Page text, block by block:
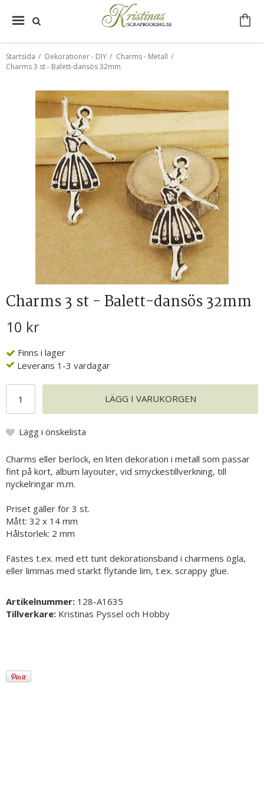
Startsida / Dekorationer - DIY / Charms - Metall /
Charms 3 st - Balett-dansös 32mm
Charms 3 st - Balett-dansös 32mm
10 kr
Finns i lager
Leverans 1-3 vardagar
LÄGG I VARUKORGEN
Lägg i önskelista
Charms eller berlock, en liten dekoration i metall som passar
fint på kort, album layouter, vid smyckestillverkning, till
nyckelringar m.m.
Priset gäller för 3 st.
Mått: 32 x 14 mm
Hålstorlek: 2 mm
Fästes t.ex. med ett tunt dekorationsband i charmens ögla,
eller limmas med starkt flytande lim, t.ex. scrappy glue.
Artikelnummer: 128-A1635
Tillverkare: Kristinas Pyssel och Hobby